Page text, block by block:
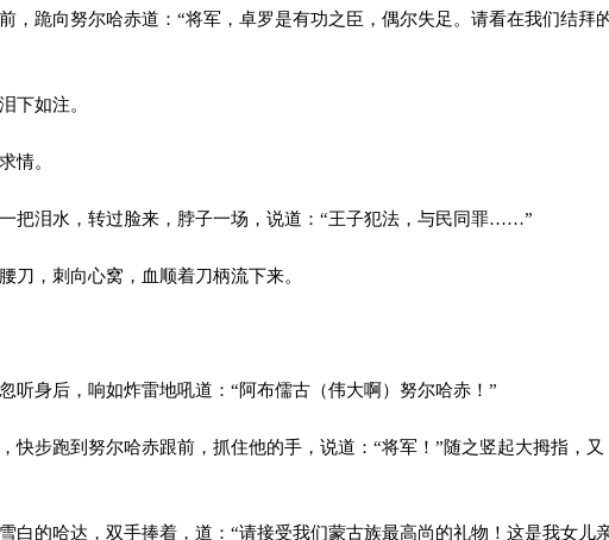
，跪向努尔哈赤道：“将军，卓罗是有功之臣，偶尔失足。请看在我们结拜
下如注。
情。
把泪水，转过脸来，脖子一场，说道：“王子犯法，与民同罪……”
，刺向心窝，血顺着刀柄流下来。
身后，响如炸雷地吼道：“阿布儒古（伟大啊）努尔哈赤！”
步跑到努尔哈赤跟前，抓住他的手，说道：“将军！”随之竖起大拇指，又
白的哈达，双手捧着，道：“请接受我们蒙古族最高尚的礼物！这是我女儿